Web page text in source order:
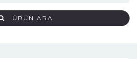
ÜRÜN ARA